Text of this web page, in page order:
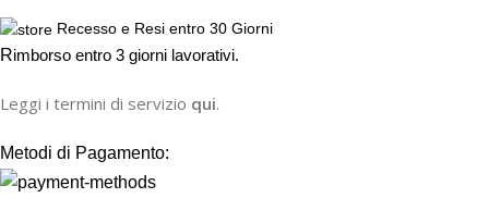
Recesso e Resi entro 30 Giorni
Rimborso entro 3 giorni lavorativi.
Leggi i termini di servizio qui.
Metodi di Pagamento: